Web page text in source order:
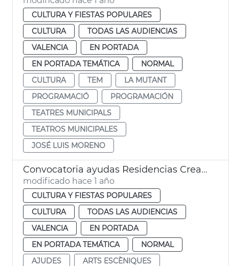
CULTURA Y FIESTAS POPULARES
CULTURA
TODAS LAS AUDIENCIAS
VALENCIA
EN PORTADA
EN PORTADA TEMÁTICA
NORMAL
CULTURA
TEM
LA MUTANT
PROGRAMACIÓ
PROGRAMACIÓN
TEATRES MUNICIPALS
TEATROS MUNICIPALES
JOSÉ LUIS MORENO
Convocatoria ayudas Residencias Creación Artística 2025 y Asociaciones de Profesionales Artes Escénicas
modificado hace 1 año
CULTURA Y FIESTAS POPULARES
CULTURA
TODAS LAS AUDIENCIAS
VALENCIA
EN PORTADA
EN PORTADA TEMÁTICA
NORMAL
AJUDES
ARTS ESCÈNIQUES